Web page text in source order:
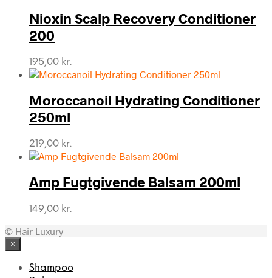
Nioxin Scalp Recovery Conditioner
200
195,00 kr.
Moroccanoil Hydrating Conditioner
250ml
219,00 kr.
Amp Fugtgivende Balsam 200ml
149,00 kr.
© Hair Luxury
×
Shampoo